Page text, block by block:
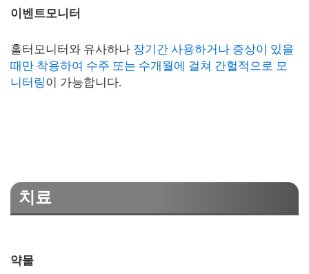
이벤트모니터
홀터모니터와 유사하나 장기간 사용하거나 증상이 있을
때만 착용하여 수주 또는 수개월에 걸쳐 간헐적으로 모
니터링이 가능합니다.
치료
약물